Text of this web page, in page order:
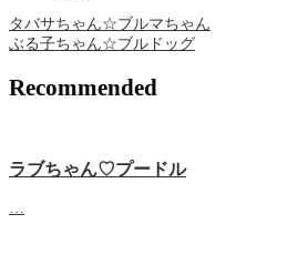
タバサちゃん☆ブルマちゃん
ぶる子ちゃん☆ブルドッグ
Recommended
ラブちゃん♡プードル